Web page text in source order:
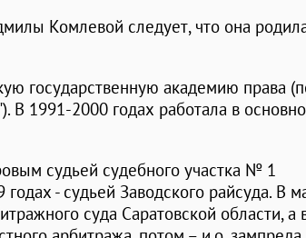
Комлевой следует, что она
государственную академию права
В 1991-2000 годах работала в
судьей судебного участка № 1
- судьей Заводского райсуда. В
суда Саратовской области, а